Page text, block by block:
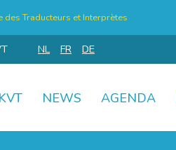
des Traducteurs et Interprètes
NL FR DE
NEWS AGENDA